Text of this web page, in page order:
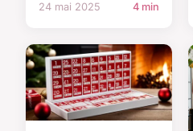
24 mai 2025 4 min